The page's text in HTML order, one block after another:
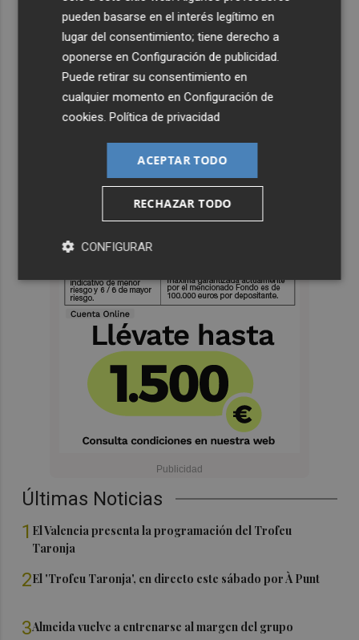
Últimas Noticias
1 El Valencia presenta la programación del Trofeu
Taronja
2El 'Trofeu Taronja', en directo este sábado por À Punt
3Almeida vuelve a entrenarse al margen del grupo
pueden basarse en el interés legítimo en
lugar del consentimiento; tiene derecho a
oponerse enConfiguración de publicidad
Puede retirar su consentimiento en
cualquier momento enConfiguración de
cookies .Política de privacidad
ACEPTAR TODO
RECHAZAR TODO
CONFIGURAR